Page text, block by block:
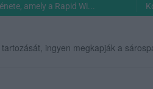
amely a Rapid Wi...
ingyen megkapják a